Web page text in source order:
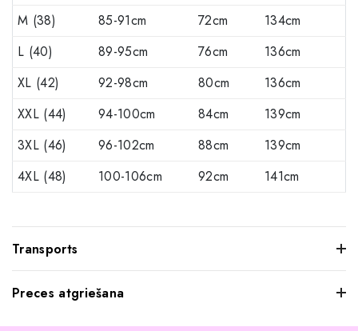
M (38)
85-91cm 72cm
134cm
L (40)
89-95cm 76cm
136cm
XL (42)
92-98cm 80cm
136cm
XXL (44)
94-100cm 84cm
139cm
3XL (46)
96-102cm 88cm
139cm
4XL (48)
100-106cm 92cm 141cm
Transports
Preces atgriešana